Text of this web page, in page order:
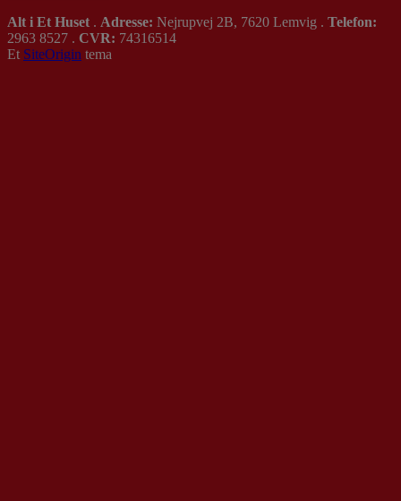
Alt i Et Huset . Adresse: Nejrupvej 2B, 7620 Lemvig . Telefon:
2963 8527 . CVR: 74316514
Et SiteOrigin tema